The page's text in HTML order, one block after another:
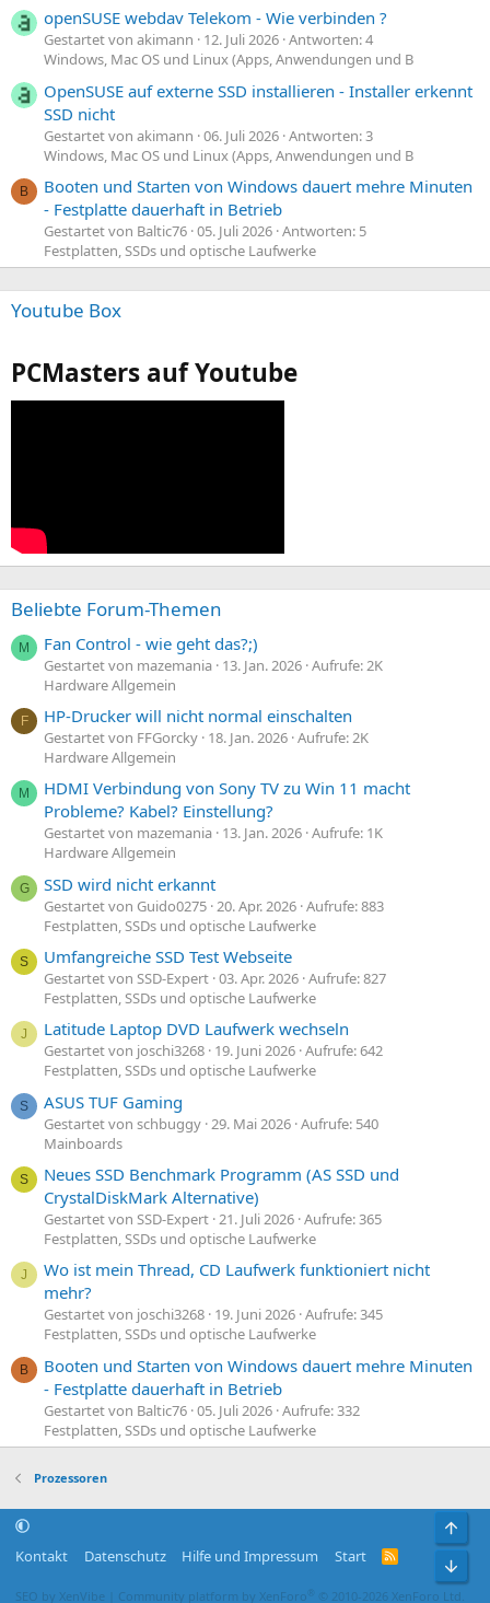
openSUSE webdav Telekom - Wie verbinden ?
Gestartet von akimann 12. Juli 2026 Antworten: 4
Windows, Mac OS und Linux (Apps, Anwendungen und B
OpenSUSE auf externe SSD installieren - Installer erkennt
SSD nicht
Gestartet von akimann 06. Juli 2026 Antworten: 3
Windows, Mac OS und Linux (Apps, Anwendungen und B
B
Booten und Starten von Windows dauert mehre Minuten
- Festplatte dauerhaft in Betrieb
Gestartet von Baltic76 05. Juli 2026 Antworten: 5
Festplatten, SSDs und optische Laufwerke
Youtube Box
PCMasters auf Youtube
Beliebte Forum-Themen
M Fan Control - wie geht das?;)
Gestartet von mazemania 13. Jan. 2026 Aufrufe: 2K
Hardware Allgemein
F HP-Drucker will nicht normal einschalten
Gestartet von FFGorcky 18. Jan. 2026 Aufrufe: 2K
Hardware Allgemein
M
HDMI Verbindung von Sony TV zu Win 11 macht
Probleme? Kabel? Einstellung?
Gestartet von mazemania 13. Jan. 2026 Aufrufe: 1K
Hardware Allgemein
G SSD wird nicht erkannt
Gestartet von Guido0275 20. Apr. 2026 Aufrufe: 883
Festplatten, SSDs und optische Laufwerke
S Umfangreiche SSD Test Webseite
Gestartet von SSD-Expert 03. Apr. 2026 Aufrufe: 827
Festplatten, SSDs und optische Laufwerke
J Latitude Laptop DVD Laufwerk wechseln
Gestartet von joschi3268 19. Juni 2026 Aufrufe: 642
Festplatten, SSDs und optische Laufwerke
S ASUS TUF Gaming
Gestartet von schbuggy 29. Mai 2026 Aufrufe: 540
Mainboards
S
Neues SSD Benchmark Programm (AS SSD und
CrystalDiskMark Alternative)
Gestartet von SSD-Expert 21. Juli 2026 Aufrufe: 365
Festplatten, SSDs und optische Laufwerke
J
Wo ist mein Thread, CD Laufwerk funktioniert nicht
mehr?
Gestartet von joschi3268 19. Juni 2026 Aufrufe: 345
Festplatten, SSDs und optische Laufwerke
B
Booten und Starten von Windows dauert mehre Minuten
- Festplatte dauerhaft in Betrieb
Gestartet von Baltic76 05. Juli 2026 Aufrufe: 332
Festplatten, SSDs und optische Laufwerke
Prozessoren
Kontakt Datenschutz Hilfe und Impressum Start
R
SEO by XenVibe Community platform by XenForo ® © 2010-2026 XenForo Ltd.